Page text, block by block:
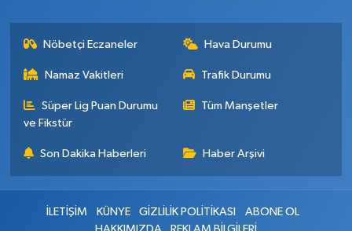
Nöbetçi Eczaneler Hava Durumu
Namaz Vakitleri Trafik Durumu
Süper Lig Puan Durumu
ve Fikstür
Tüm Manşetler
Son Dakika Haberleri Haber Arşivi
İLETİŞİM KÜNYE GİZLİLİK POLİTİKASI
ABONE OL